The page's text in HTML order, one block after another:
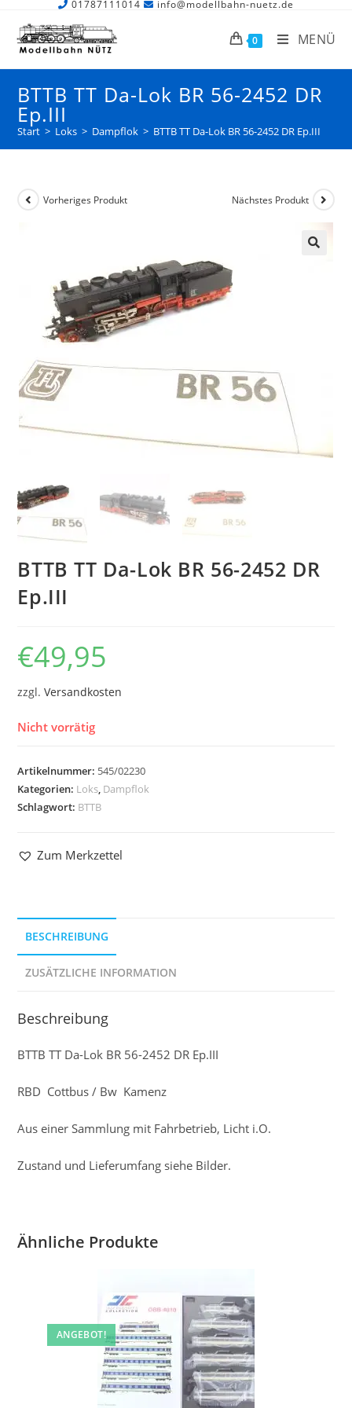
01787111014 info@modellbahn-nuetz.de
0 MENÜ
BTTB TT Da-Lok BR 56-2452 DR
Ep.III
Start > Loks > Dampflok > BTTB TT Da-Lok BR 56-2452 DR Ep.III
Vorheriges Produkt Nächstes Produkt
BTTB TT Da-Lok BR 56-2452 DR
Ep.III
€49,95
zzgl.Versandkosten
Nicht vorrätig
Artikelnummer: 545/02230
Kategorien: Loks, Dampflok
Schlagwort: BTTB
Zum Merkzettel
BESCHREIBUNG
ZUSÄTZLICHE INFORMATION
Beschreibung
BTTB TT Da-Lok BR 56-2452 DR Ep.III
RBD Cottbus / Bw Kamenz
Aus einer Sammlung mit Fahrbetrieb, Licht i.O.
Zustand und Lieferumfang siehe Bilder.
Ähnliche Produkte
ANGEBOT!